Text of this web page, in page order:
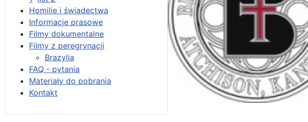
Homilie i świadectwa
Informacje prasowe
Filmy dokumentalne
Filmy z peregrynacji
Brazylia
FAQ - pytania
Materiały do pobrania
Kontakt